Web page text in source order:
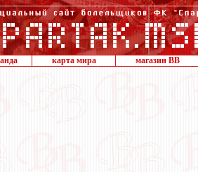
карта мира магазин ВВ